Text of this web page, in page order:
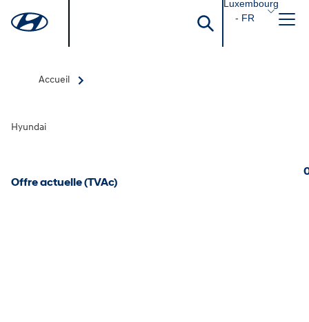
Luxembourg
- FR
Accueil
Hyundai
Offre actuelle (TVAc)